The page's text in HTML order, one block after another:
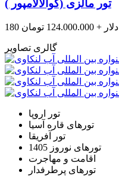
تور مالزی (کوالالامپور )
180 دلار + 124.000.000 تومان
گالری تصاویر
تور اروپا
تورهای قاره آسیا
تور آفریقا
تورهای نوروز 1405
اقامت و مهاجرت
تورهای پرطرفدار